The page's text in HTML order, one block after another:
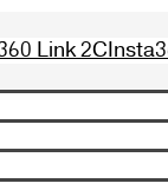
Link 2C